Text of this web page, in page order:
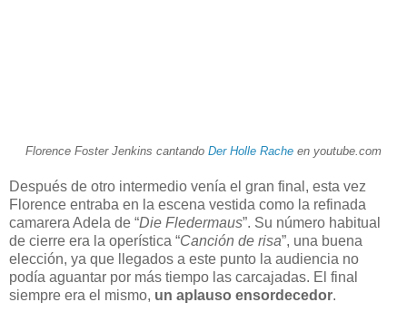
Florence Foster Jenkins cantando Der Holle Rache en youtube.com
Después de otro intermedio venía el gran final, esta vez
Florence entraba en la escena vestida como la refinada
camarera Adela de “Die Fledermaus”. Su número habitual
de cierre era la operística “Canción de risa”, una buena
elección, ya que llegados a este punto la audiencia no
podía aguantar por más tiempo las carcajadas. El final
siempre era el mismo, un aplauso ensordecedor.